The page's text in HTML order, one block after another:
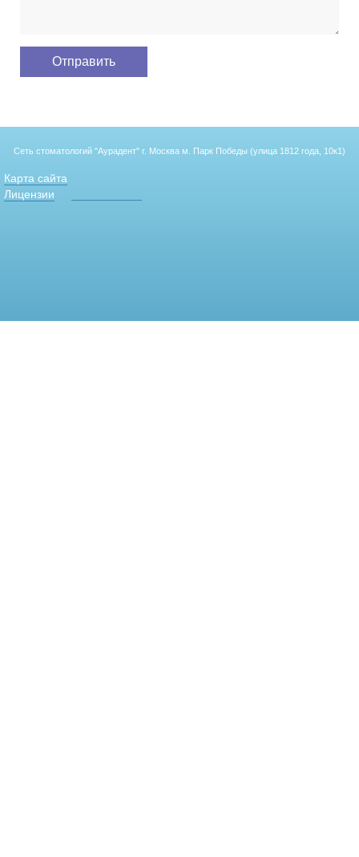
Сеть стоматологий "Аурадент" г. Москва м. Парк Победы (улица 1812 года, 10к1)
Карта сайта
Лицензии